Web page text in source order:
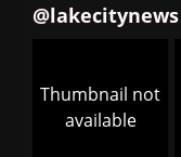
@lakecitynews
Thumbnail not
available